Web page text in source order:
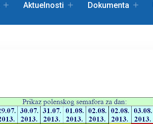
Aktuelnosti Dokumenta